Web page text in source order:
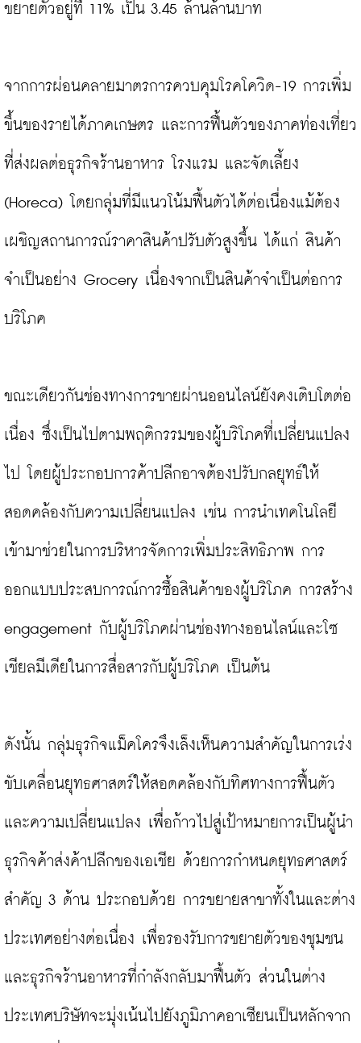
ขยายตัวอยู่ที่ 11% เป็น 3.45 ล้านล้านบาท
จากการผ่อนคลายมาตรการควบคุมโรคโควิด-19 การเพิ่ม
ขึ้นของรายได้ภาคเกษตร และการฟื้นตัวของภาคท่องเที่ยว
ที่ส่งผลต่อธุรกิจร้านอาหาร โรงแรม และจัดเลี้ยง
(Horeca) โดยกลุ่มที่มีแนวโน้มฟื้นตัวได้ต่อเนื่องแม้ต้อง
เผชิญสถานการณ์ราคาสินค้าปรับตัวสูงขึ้น ได้แก่ สินค้า
จำเป็นอย่าง Grocery เนื่องจากเป็นสินค้าจำเป็นต่อการ
บริโภค
ขณะเดียวกันช่องทางการขายผ่านออนไลน์ยังคงเติบโตต่อ
เนื่อง ซึ่งเป็นไปตามพฤติกรรมของผู้บริโภคที่เปลี่ยนแปลง
ไป โดยผู้ประกอบการค้าปลีกอาจต้องปรับกลยุทธ์ให้
สอดคล้องกับความเปลี่ยนแปลง เช่น การนำเทคโนโลยี
เข้ามาช่วยในการบริหารจัดการเพิ่มประสิทธิภาพ การ
ออกแบบประสบการณ์การซื้อสินค้าของผู้บริโภค การสร้าง
engagement กับผู้บริโภคผ่านช่องทางออนไลน์และโซ
เชียลมีเดียในการสื่อสารกับผู้บริโภค เป็นต้น
ดังนั้น กลุ่มธุรกิจแม็คโครจึงเล็งเห็นความสำคัญในการเร่ง
ขับเคลื่อนยุทธศาสตร์ให้สอดคล้องกับทิศทางการฟื้นตัว
และความเปลี่ยนแปลง เพื่อก้าวไปสู่เป้าหมายการเป็นผู้นำ
ธุรกิจค้าส่งค้าปลีกของเอเชีย ด้วยการกำหนดยุทธศาสตร์
สำคัญ 3 ด้าน ประกอบด้วย การขยายสาขาทั้งในและต่าง
ประเทศอย่างต่อเนื่อง เพื่อรองรับการขยายตัวของชุมชน
และธุรกิจร้านอาหารที่กำลังกลับมาฟื้นตัว ส่วนในต่าง
ประเทศบริษัทจะมุ่งเน้นไปยังภูมิภาคอาเซียนเป็นหลักจาก